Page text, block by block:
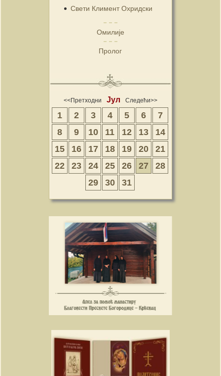
Свети Климент Охридски
Омилије
Пролог
<<Претходни Јул Следећи>>
1 2 3 4 5 6
7
8
9 10 11 12 13
14
15
16 17 18 19 20
21
22
23 24 25 26 27
28
29
30 31